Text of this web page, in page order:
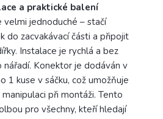
a praktické balení
velmi jednoduché – stačí
do zacvakávací části a připojit
Instalace je rychlá a bez
nářadí. Konektor je dodáván v
1 kuse v sáčku, což umožňuje
při montáži. Tento
pro všechny, kteří hledají